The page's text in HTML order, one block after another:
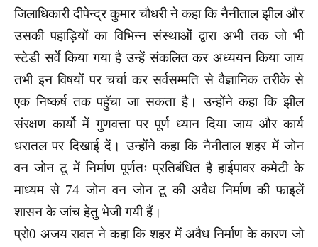
जिलाधिकारी दीपेन्द्र कुमार चौधरी ने कहा कि नैनीताल झील और
उसकी पहाड़ियों का विभिन्न संस्थाओं द्वारा अभी तक जो भी
स्टेडी सर्वे किया गया है उन्हें संकलित कर अध्ययन किया जाय
तभी इन विषयों पर चर्चा कर सर्वसम्मति से वैज्ञानिक तरीके से
एक निष्कर्ष तक पहुॅचा जा सकता है। उन्होंने कहा कि झील
संरक्षण कार्यो में गुणवत्ता पर पूर्ण ध्यान दिया जाय और कार्य
धरातल पर दिखाई दें।उन्होंने कहा कि नैनीताल शहर में जोन
वन जोन टू में निर्माण पूर्णतः प्रतिबंधित है हाईपावर कमेटी के
माध्यम से 74 जोन वन जोन टू की अवैध निर्माण की फाइलें
शासन के जांच हेतु भेजी गयी हैं।
प्रो0 अजय रावत ने कहा कि शहर में अवैध निर्माण के कारण जो